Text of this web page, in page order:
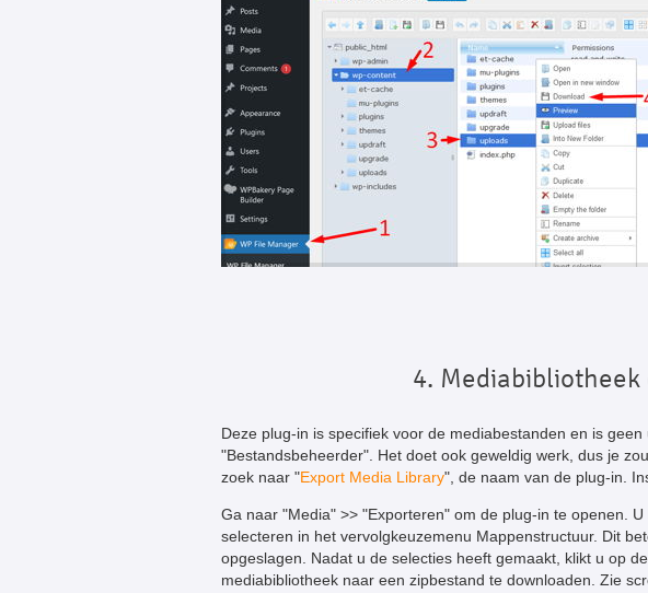
4.
Deze plug-in is specifiek voor de mediabestanden en is
"Bestandsbeheerder". Het doet ook geweldig werk, dus je
zoek naar "Export Media Library", de naam van de plug-in.
Ga naar "Media" >> "Exporteren" om de plug-in te openen.
selecteren in het vervolgkeuzemenu Mappenstructuur. Dit
opgeslagen. Nadat u de selecties heeft gemaakt, klikt u op
mediabibliotheek naar een zipbestand te downloaden. Zie